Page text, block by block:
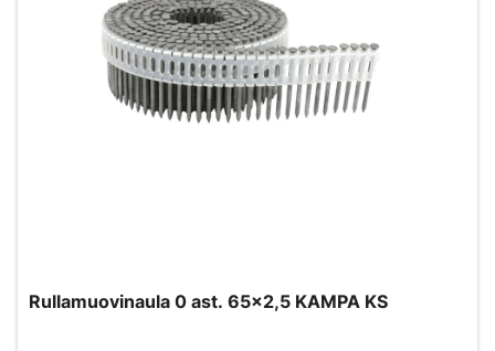
Rullamuovinaula 0 ast. 65x2,5 KAMPA KS